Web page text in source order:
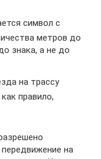
символ с
метров до
знака, а не до
на трассу
правило,
на